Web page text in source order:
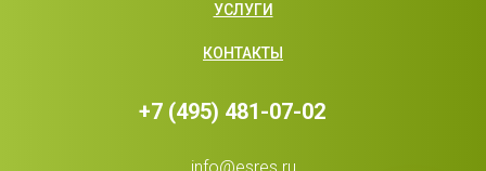
+7 (495) 481-07-02
УСЛУГИ
КОНТАКТЫ